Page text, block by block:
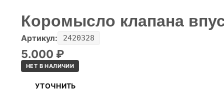
Коромысло клапана
Артикул: 2420328
5.000 ₽
НЕТ В НАЛИЧИИ
УТОЧНИТЬ